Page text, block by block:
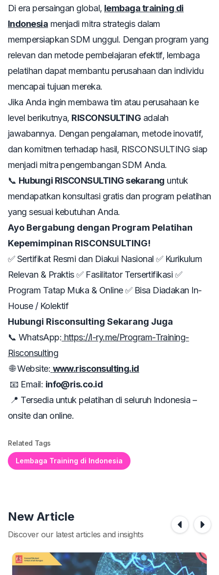
Di era persaingan global, lembaga training di
Indonesia menjadi mitra strategis dalam
mempersiapkan SDM unggul. Dengan program yang
relevan dan metode pembelajaran efektif, lembaga
pelatihan dapat membantu perusahaan dan individu
mencapai tujuan mereka.
Jika Anda ingin membawa tim atau perusahaan ke
level berikutnya, RISCONSULTING adalah
jawabannya. Dengan pengalaman, metode inovatif,
dan komitmen terhadap hasil, RISCONSULTING siap
menjadi mitra pengembangan SDM Anda.
📞 Hubungi RISCONSULTING sekarang untuk
mendapatkan konsultasi gratis dan program pelatihan
yang sesuai kebutuhan Anda.
Ayo Bergabung dengan Program Pelatihan
Kepemimpinan RISCONSULTING!
✅ Sertifikat Resmi dan Diakui Nasional ✅ Kurikulum
Relevan & Praktis ✅ Fasilitator Tersertifikasi ✅
Program Tatap Muka & Online ✅ Bisa Diadakan In-
House / Kolektif
Hubungi Risconsulting Sekarang Juga
📞 WhatsApp: https://l-ry.me/Program-Training-
Risconsulting
🌐 Website: www.risconsulting.id
📧 Email: info@ris.co.id
📍 Tersedia untuk pelatihan di seluruh Indonesia –
onsite dan online.
Related Tags
Lembaga Training di Indonesia
New Article
Discover our latest articles and insights